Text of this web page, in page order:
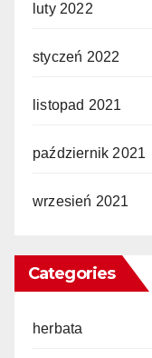
luty 2022
styczeń 2022
listopad 2021
październik 2021
wrzesień 2021
Categories
herbata